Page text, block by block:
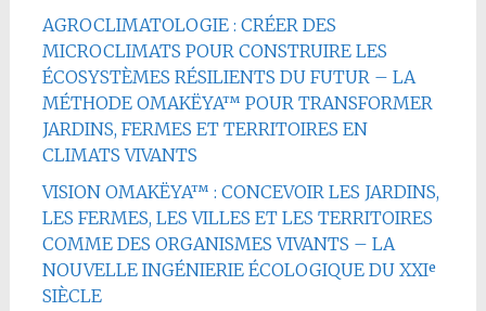
AGROCLIMATOLOGIE : CRÉER DES
MICROCLIMATS POUR CONSTRUIRE LES
ÉCOSYSTÈMES RÉSILIENTS DU FUTUR – LA
MÉTHODE OMAKËYA™ POUR TRANSFORMER
JARDINS, FERMES ET TERRITOIRES EN
CLIMATS VIVANTS
VISION OMAKËYA™ : CONCEVOIR LES JARDINS,
LES FERMES, LES VILLES ET LES TERRITOIRES
COMME DES ORGANISMES VIVANTS – LA
NOUVELLE INGÉNIERIE ÉCOLOGIQUE DU XXIᵉ
SIÈCLE